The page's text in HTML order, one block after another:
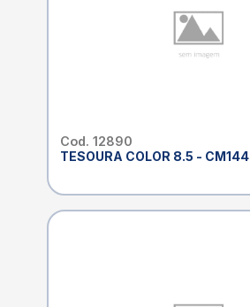
Cod. 12890
TESOURA COLOR 8.5 - CM144